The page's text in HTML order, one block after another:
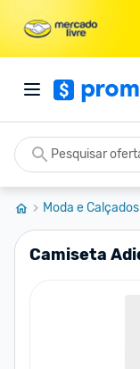
Moda e
Camiseta